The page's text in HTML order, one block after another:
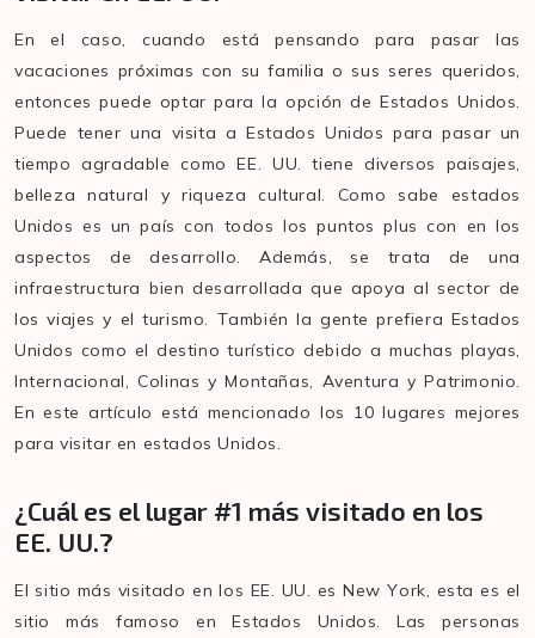
En el caso, cuando está pensando para pasar las
vacaciones próximas con su familia o sus seres queridos,
entonces puede optar para la opción de Estados Unidos.
Puede tener una visita a Estados Unidos para pasar un
tiempo agradable como EE. UU. tiene diversos paisajes,
belleza natural y riqueza cultural. Como sabe estados
Unidos es un país con todos los puntos plus con en los
aspectos de desarrollo. Además, se trata de una
infraestructura bien desarrollada que apoya al sector de
los viajes y el turismo. También la gente prefiera Estados
Unidos como el destino turístico debido a muchas playas,
Internacional, Colinas y Montañas, Aventura y Patrimonio.
En este artículo está mencionado los 10 lugares mejores
para visitar en estados Unidos.
¿Cuál es el lugar #1 más visitado en los
EE. UU.?
El sitio más visitado en los EE. UU. es New York, esta es el
sitio más famoso en Estados Unidos. Las personas